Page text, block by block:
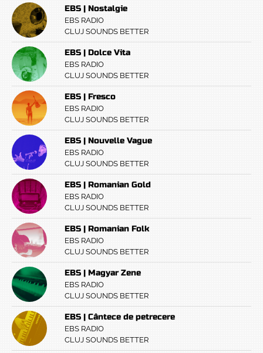
EBS | Nostalgie
EBS RADIO
CLUJ SOUNDS BETTER
EBS | Dolce Vita
EBS RADIO
CLUJ SOUNDS BETTER
EBS | Fresco
EBS RADIO
CLUJ SOUNDS BETTER
EBS | Nouvelle Vague
EBS RADIO
CLUJ SOUNDS BETTER
EBS | Romanian Gold
EBS RADIO
CLUJ SOUNDS BETTER
EBS | Romanian Folk
EBS RADIO
CLUJ SOUNDS BETTER
EBS | Magyar Zene
EBS RADIO
CLUJ SOUNDS BETTER
EBS | Cântece de petrecere
EBS RADIO
CLUJ SOUNDS BETTER